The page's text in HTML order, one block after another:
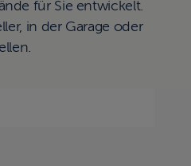
für Sie entwickelt.
in der Garage oder